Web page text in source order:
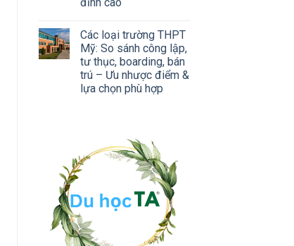
Các loại trường THPT
Mỹ: So sánh công lập,
tư thục, boarding, bán
trú – Ưu nhược điểm &
lựa chọn phù hợp